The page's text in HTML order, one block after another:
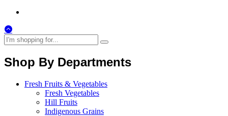
Shop By Departments
Fresh Fruits & Vegetables
Fresh Vegetables
Hill Fruits
Indigenous Grains